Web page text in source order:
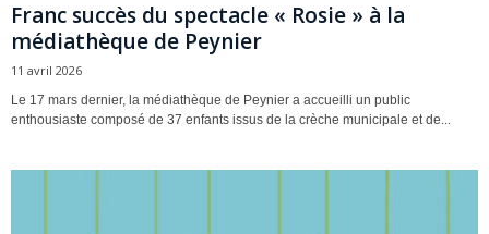
Franc succès du spectacle « Rosie » à la
médiathèque de Peynier
11 avril 2026
Le 17 mars dernier, la médiathèque de Peynier a accueilli un public
enthousiaste composé de 37 enfants issus de la crèche municipale et de...